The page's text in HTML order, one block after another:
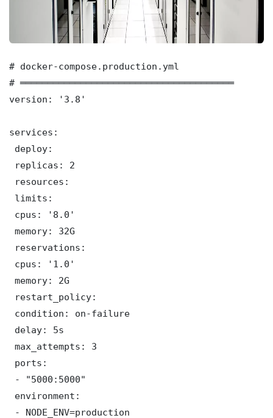
# docker-compose.production.yml
# ═══════════════════════════════════════
version: '3.8'
services:
deploy:
replicas: 2
resources:
limits:
cpus: '8.0'
memory: 32G
reservations:
cpus: '1.0'
memory: 2G
restart_policy:
condition: on-failure
delay: 5s
max_attempts: 3
ports:
- "5000:5000"
environment:
- NODE_ENV=production